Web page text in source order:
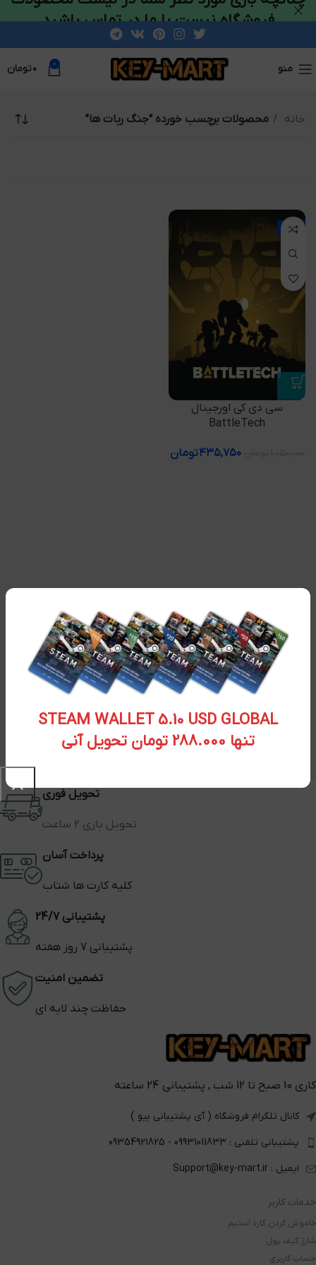
STEAM WALLET 5.10 USD GLOBAL
تنها 288.000 تومان تحویل آنی
منو 0 ۰تومان
خانه محصولات برچسب خورده “جنگ ربات ها”
-59%
سی دی کی اورجینال
BattleTech
۴۳۵,۷۵۰تومان
تحویل فوری
تحویل بازی 2 ساعت
پرداخت آسان
کلیه کارت ها شتاب
پشتیبانی 24/7
پشتیبانی 7 روز هفته
تضمین امنیت
حفاظت چند لایه ای
کاری 10 صبح تا 12 شب , پشتیبانی 24 ساعته
کانال تلگرام فروشگاه ( آی پشتیبانی بیو )
پشتیبانی تلفنی : 09931011833 - 09354921825
ایمیل : Support@key-mart.ir
خدمات کاربر
خاموش کردن گارد استیم
شارژ کیف پول
حساب کاربری
فروشگاه نیست با ما در تماس باشید